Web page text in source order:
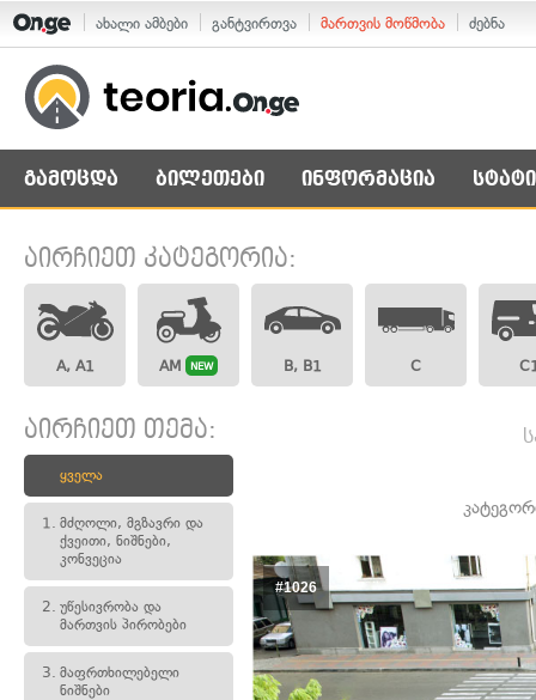
ახალი ამბები განტვირთვა მართვის მოწმობა ძებნა
გამოცდა ბილეთები ინფორმაცია
აირჩიეთ კატეგორია:
A, A1 AM NEW B, B1 C
აირჩიეთ თემა:
ყველა
1. მძღოლი, მგზავრი და
ქვეითი, ნიშნები,
კონვეცია
2. უწესივრობა და
მართვის პირობები
3. მაფრთხილებელი
ნიშნები
#1026